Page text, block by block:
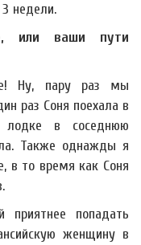
недели.
или ваши пути
Ну, пару раз мы
раз Соня поехала в
лодке в соседнюю
Также однажды я
в то время как Соня
попадать
женщину в